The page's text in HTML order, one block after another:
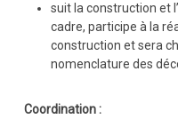
suit la construction et
cadre, participe à la
construction et sera
nomenclature des
Coordination :